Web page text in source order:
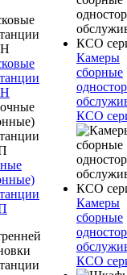
Камеры
сборные
КСО
Камеры
сборные
КСО